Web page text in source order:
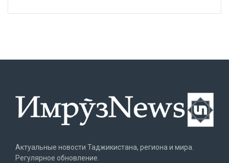
Актуальные новости Таджикистана, региона и мира.
Регулярное обновление.